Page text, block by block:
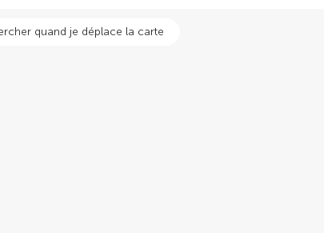
quand je déplace la carte